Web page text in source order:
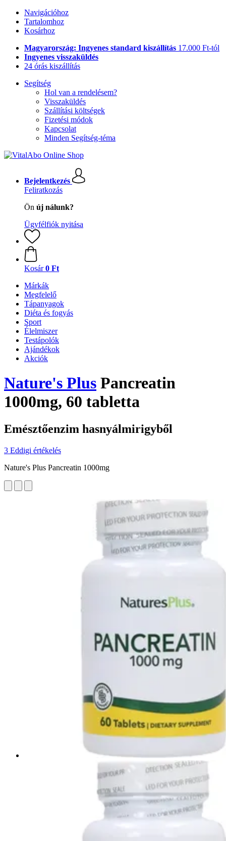
Navigációhoz
Tartalomhoz
Kosárhoz
Magyarország: Ingyenes standard kiszállítás 17.000 Ft-tól
Ingyenes visszaküldés
24 órás kiszállítás
Segítség
Hol van a rendelésem?
Visszaküldés
Szállítási költségek
Fizetési módok
Kapcsolat
Minden Segítség-téma
Bejelentkezés
Feliratkozás
Ön új nálunk?
Ügyfélfiók nyitása
Kosár 0 Ft
Márkák
Megfelelő
Tápanyagok
Diéta és fogyás
Sport
Élelmiszer
Testápolók
Ajándékok
Akciók
Nature's Plus Pancreatin
1000mg, 60 tabletta
Emésztőenzim hasnyálmirigyből
3 Eddigi értékelés
Nature's Plus Pancreatin 1000mg